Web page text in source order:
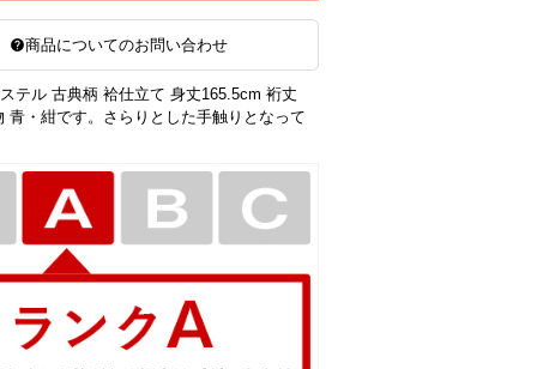
商品についてのお問い合わせ
テル 古典柄 袷仕立て 身丈165.5cm 裄丈
青・紺です。さらりとした手触りとなって